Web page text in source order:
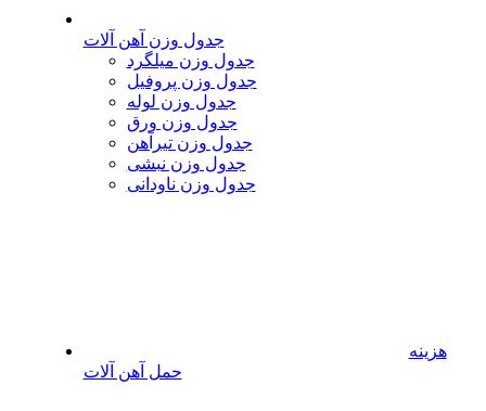
جدول وزن آهن آلات
جدول وزن میلگرد
جدول وزن پروفیل
جدول وزن لوله
جدول وزن ورق
جدول وزن تیرآهن
جدول وزن نبشی
جدول وزن ناودانی
هزینه
حمل آهن آلات